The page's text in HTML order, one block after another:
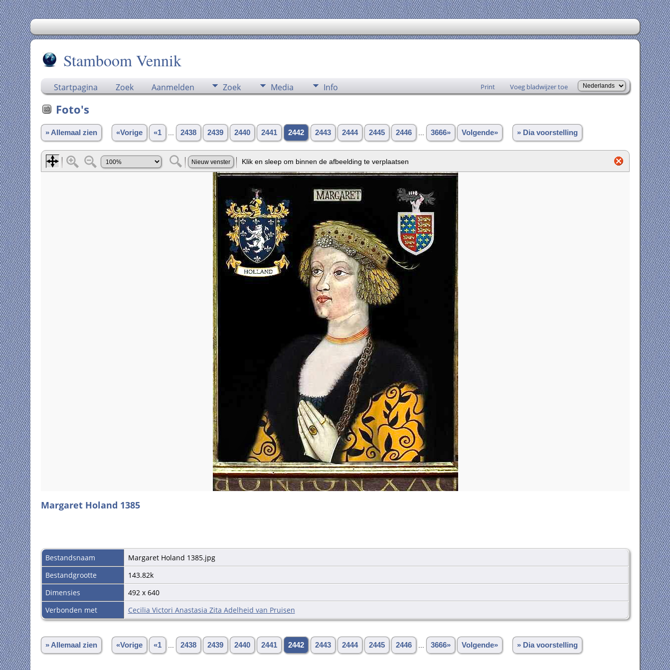
Stamboom Vennik
Startpagina Zoek Aanmelden Zoek Media Info Print Voeg bladwijzer toe
Foto's
» Allemaal zien «Vorige «1 2438 2439 2440 2441 2442 2443 2444 2445 2446 3666» Volgende» » Dia voorstelling
Margaret Holand 1385
Bestandsnaam
Margaret Holand 1385.jpg
Bestandgrootte
143.82k
Dimensies
492 x 640
Verbonden met
Cecilia Victori Anastasia Zita Adelheid van Pruisen
» Allemaal zien «Vorige «1 2438 2439 2440 2441 2442 2443 2444 2445 2446 3666» Volgende» » Dia voorstelling